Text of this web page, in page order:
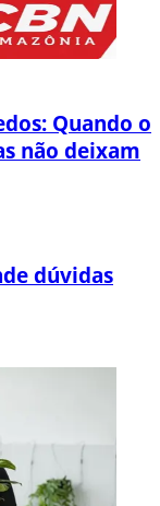
Quando o
não deixam
dúvidas